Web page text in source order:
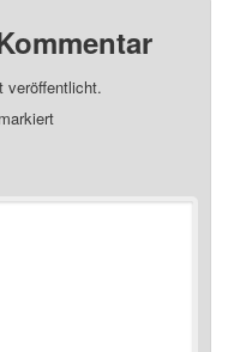
veröffentlicht.
markiert